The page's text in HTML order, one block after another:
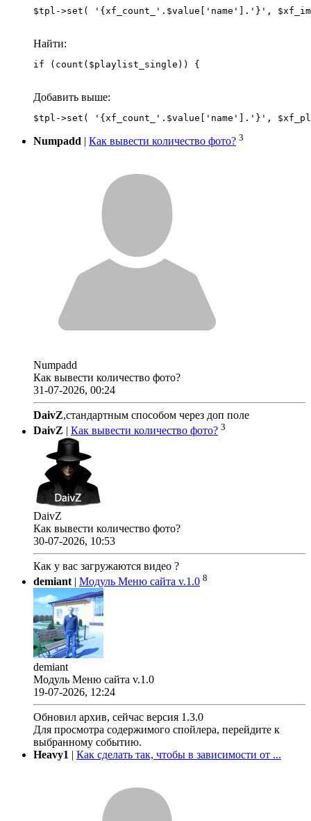
Найти:
if (count($playlist_single)) {
Добавить выше:
Numpadd Как вывести количество фото? 3
Numpadd
Как вывести количество фото?
31-07-2026, 00:24
DaivZ,стандартным способом через доп поле
DaivZ
Как вывести количество фото? 3
DaivZ
Как вывести количество фото?
30-07-2026, 10:53
Как у вас загружаются видео ?
demiant | Модуль Меню сайта v.1.0 8
demiant
Модуль Меню сайта v.1.0
19-07-2026, 12:24
Обновил архив, сейчас версия 1.3.0
Для просмотра содержимого спойлера, перейдите к
выбранному событию.
Heavy1 | Как сделать так, чтобы в зависимости от ...